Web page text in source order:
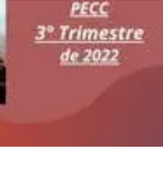
ORIENTAÇÃO
33 e 34 há 35, 23 e 35
começar a aula,
32.1-20 (5 a 7 min.). A